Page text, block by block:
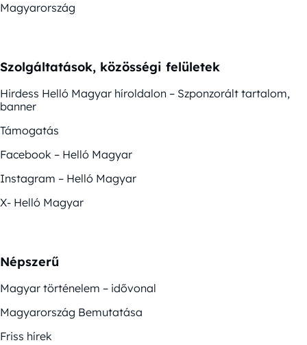
Magyarország
Szolgáltatások, közösségi felületek
Hirdess Helló Magyar híroldalon – Szponzorált tartalom,
banner
Támogatás
Facebook – Helló Magyar
Instagram – Helló Magyar
X- Helló Magyar
Népszerű
Magyar történelem – idővonal
Magyarország Bemutatása
Friss hírek